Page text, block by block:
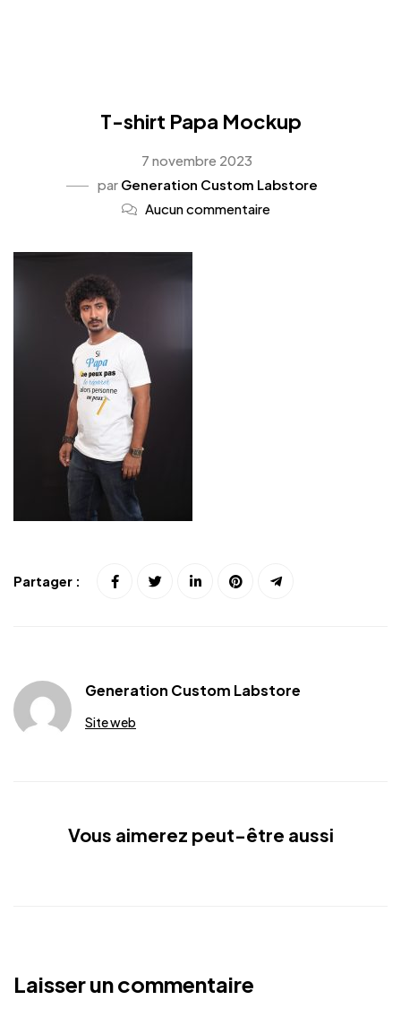
T-shirt Papa Mockup
7 novembre 2023
par Generation Custom Labstore
Aucun commentaire
Partager :
Generation Custom Labstore
Site web
Vous aimerez peut-être aussi
Laisser un commentaire